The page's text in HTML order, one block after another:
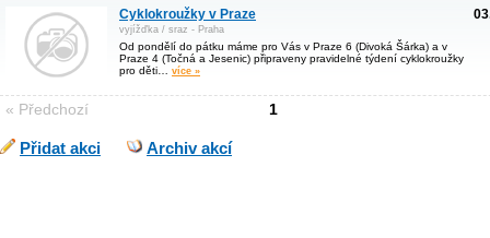
Cyklokroužky v Praze
vyjížďka / sraz - Praha
Od pondělí do pátku máme pro Vás v Praze 6 (Divoká Šárka) a v
Praze 4 (Točná a Jesenic) připraveny pravidelné týdení cyklokroužky
pro děti… více »
« Předchozí 1
Přidat akci Archiv akcí